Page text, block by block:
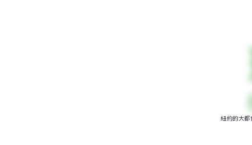
紐約的大